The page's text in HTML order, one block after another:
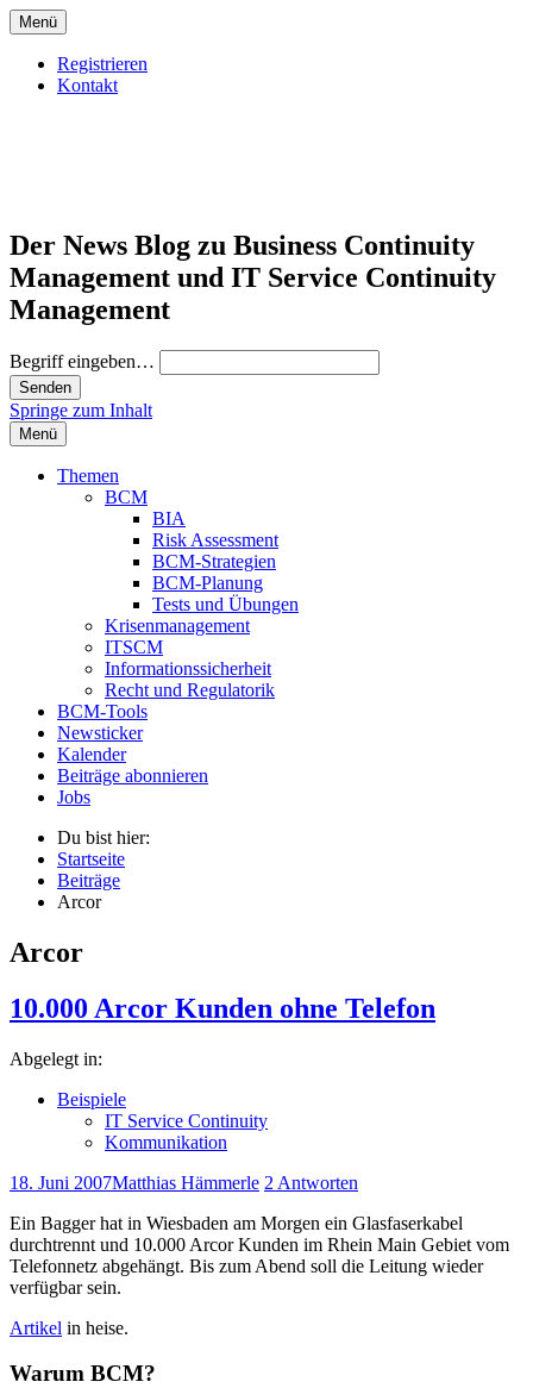
Menü
Registrieren
Kontakt
Der News Blog zu Business Continuity
Management und IT Service Continuity
Management
Begriff eingeben…
Springe zum Inhalt
Menü
Themen
BCM
BIA
Risk Assessment
BCM-Strategien
BCM-Planung
Tests und Übungen
Krisenmanagement
ITSCM
Informationssicherheit
Recht und Regulatorik
BCM-Tools
Newsticker
Kalender
Beiträge abonnieren
Jobs
Du bist hier:
Startseite
Beiträge
Arcor
Arcor
10.000 Arcor Kunden ohne Telefon
Abgelegt in:
Beispiele
IT Service Continuity
Kommunikation
18. Juni 2007Matthias Hämmerle 2 Antworten
Ein Bagger hat in Wiesbaden am Morgen ein Glasfaserkabel
durchtrennt und 10.000 Arcor Kunden im Rhein Main Gebiet vom
Telefonnetz abgehängt. Bis zum Abend soll die Leitung wieder
verfügbar sein.
Artikel in heise.
Warum BCM?